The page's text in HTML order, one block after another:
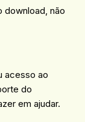
download, não
acesso ao
do
em ajudar.